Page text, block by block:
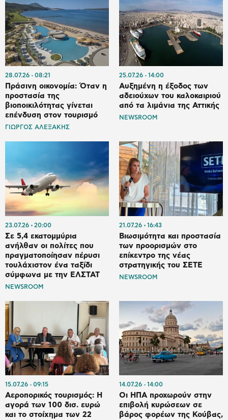
28.07.26 08:21
Πράσινη οικονομία: Όταν η
προστασία της
βιοποικιλότητας γίνεται
επένδυση στον τουρισμό
ΓΙΩΡΓΟΣ ΑΛΕΞΑΚΗΣ
25.07.26 14:00
Αυξημένη η έξοδος των
αδειούχων του καλοκαιριού
από τα λιμάνια της Αττικής
NEWSROOM
23.07.26 20:00
Σε 5,4 εκατομμύρια
ανήλθαν οι πολίτες που
πραγματοποίησαν πέρυσι
τουλάχιστον ένα ταξίδι
σύμφωνα με την ΕΛΣΤΑΤ
NEWSROOM
21.07.26 16:43
Βιωσιμότητα και προστασία
των προορισμών στο
επίκεντρο της νέας
στρατηγικής του ΣΕΤΕ
NEWSROOM
15.07.26 09:15
Αεροπορικός τουρισμός: Η
αγορά των 100 δισ. ευρώ
και το στοίχημα των 22
14.07.26 14:00
Οι ΗΠΑ προχωρούν στην
επιβολή κυρώσεων σε
βάρος φορέων της Κούβας,